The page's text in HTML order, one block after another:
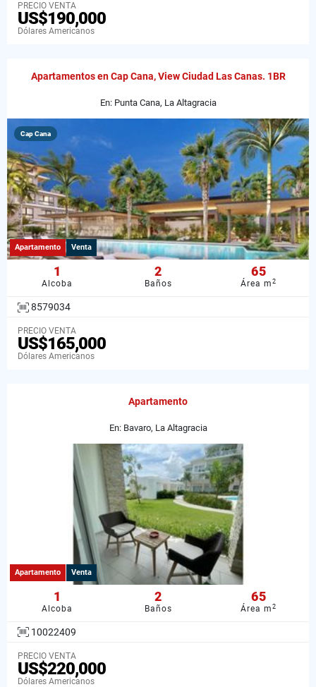
PRECIO VENTA
US$190,000
Dólares Americanos
Apartamentos en Cap Cana, View Ciudad Las Canas. 1BR
En: Punta Cana, La Altagracia
Cap Cana
Apartamento Venta
1
Alcoba
2
Baños
65
Área m2
8579034
PRECIO VENTA
US$165,000
Dólares Americanos
Apartamento
En: Bavaro, La Altagracia
Apartamento Venta
1
Alcoba
2
Baños
65
Área m2
10022409
PRECIO VENTA
US$220,000
Dólares Americanos